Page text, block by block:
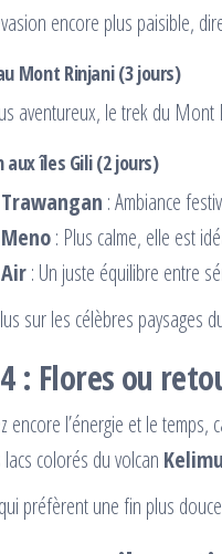
encore plus paisible,
Mont Rinjani (3 jours)
aventureux, le trek du
aux îles Gili (2 jours)
: Ambiance
: Plus calme, elle est
: Un juste équilibre entre
sur les célèbres paysages
: Flores ou
encore l’énergie et le temps,
colorés du volcan
préfèrent une fin plus